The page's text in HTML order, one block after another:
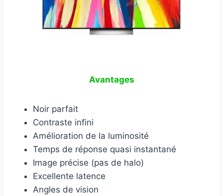
Avantages
Noir parfait
Contraste infini
Amélioration de la luminosité
Temps de réponse quasi instantané
Image précise (pas de halo)
Excellente latence
Angles de vision